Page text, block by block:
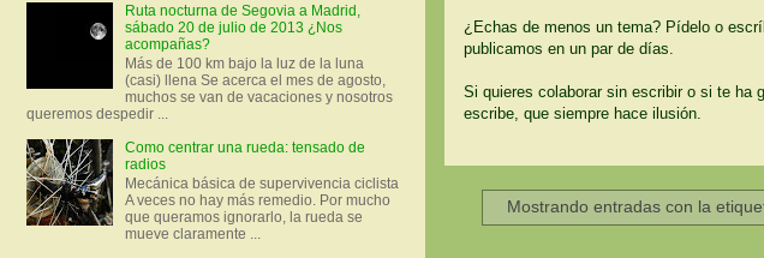
¿Echas de menos un tema? Pídelo o
publicamos en un par de días.
Si quieres colaborar sin escribir o si te ha
escribe, que siempre hace ilusión.
Mostrando entradas con la
Ruta nocturna de Segovia a Madrid,
sábado 20 de julio de 2013 ¿Nos
acompañas?
Más de 100 km bajo la luz de la luna
(casi) llena Se acerca el mes de agosto,
muchos se van de vacaciones y nosotros
queremos despedir ...
Como centrar una rueda: tensado de
radios
Mecánica básica de supervivencia ciclista
A veces no hay más remedio. Por mucho
que queramos ignorarlo, la rueda se
mueve claramente ...